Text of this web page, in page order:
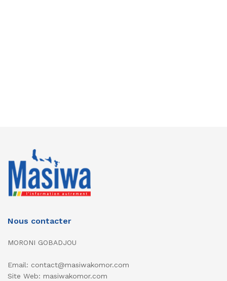
Nous contacter
MORONI GOBADJOU
Email: contact@masiwakomor.com
Site Web: masiwakomor.com